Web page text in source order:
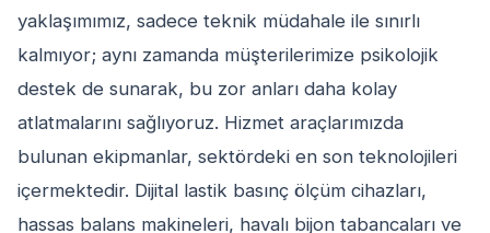
yaklaşımımız, sadece teknik müdahale ile sınırlı
kalmıyor; aynı zamanda müşterilerimize psikolojik
destek de sunarak, bu zor anları daha kolay
atlatmalarını sağlıyoruz. Hizmet araçlarımızda
bulunan ekipmanlar, sektördeki en son teknolojileri
içermektedir. Dijital lastik basınç ölçüm cihazları,
hassas balans makineleri, havalı bijon tabancaları ve